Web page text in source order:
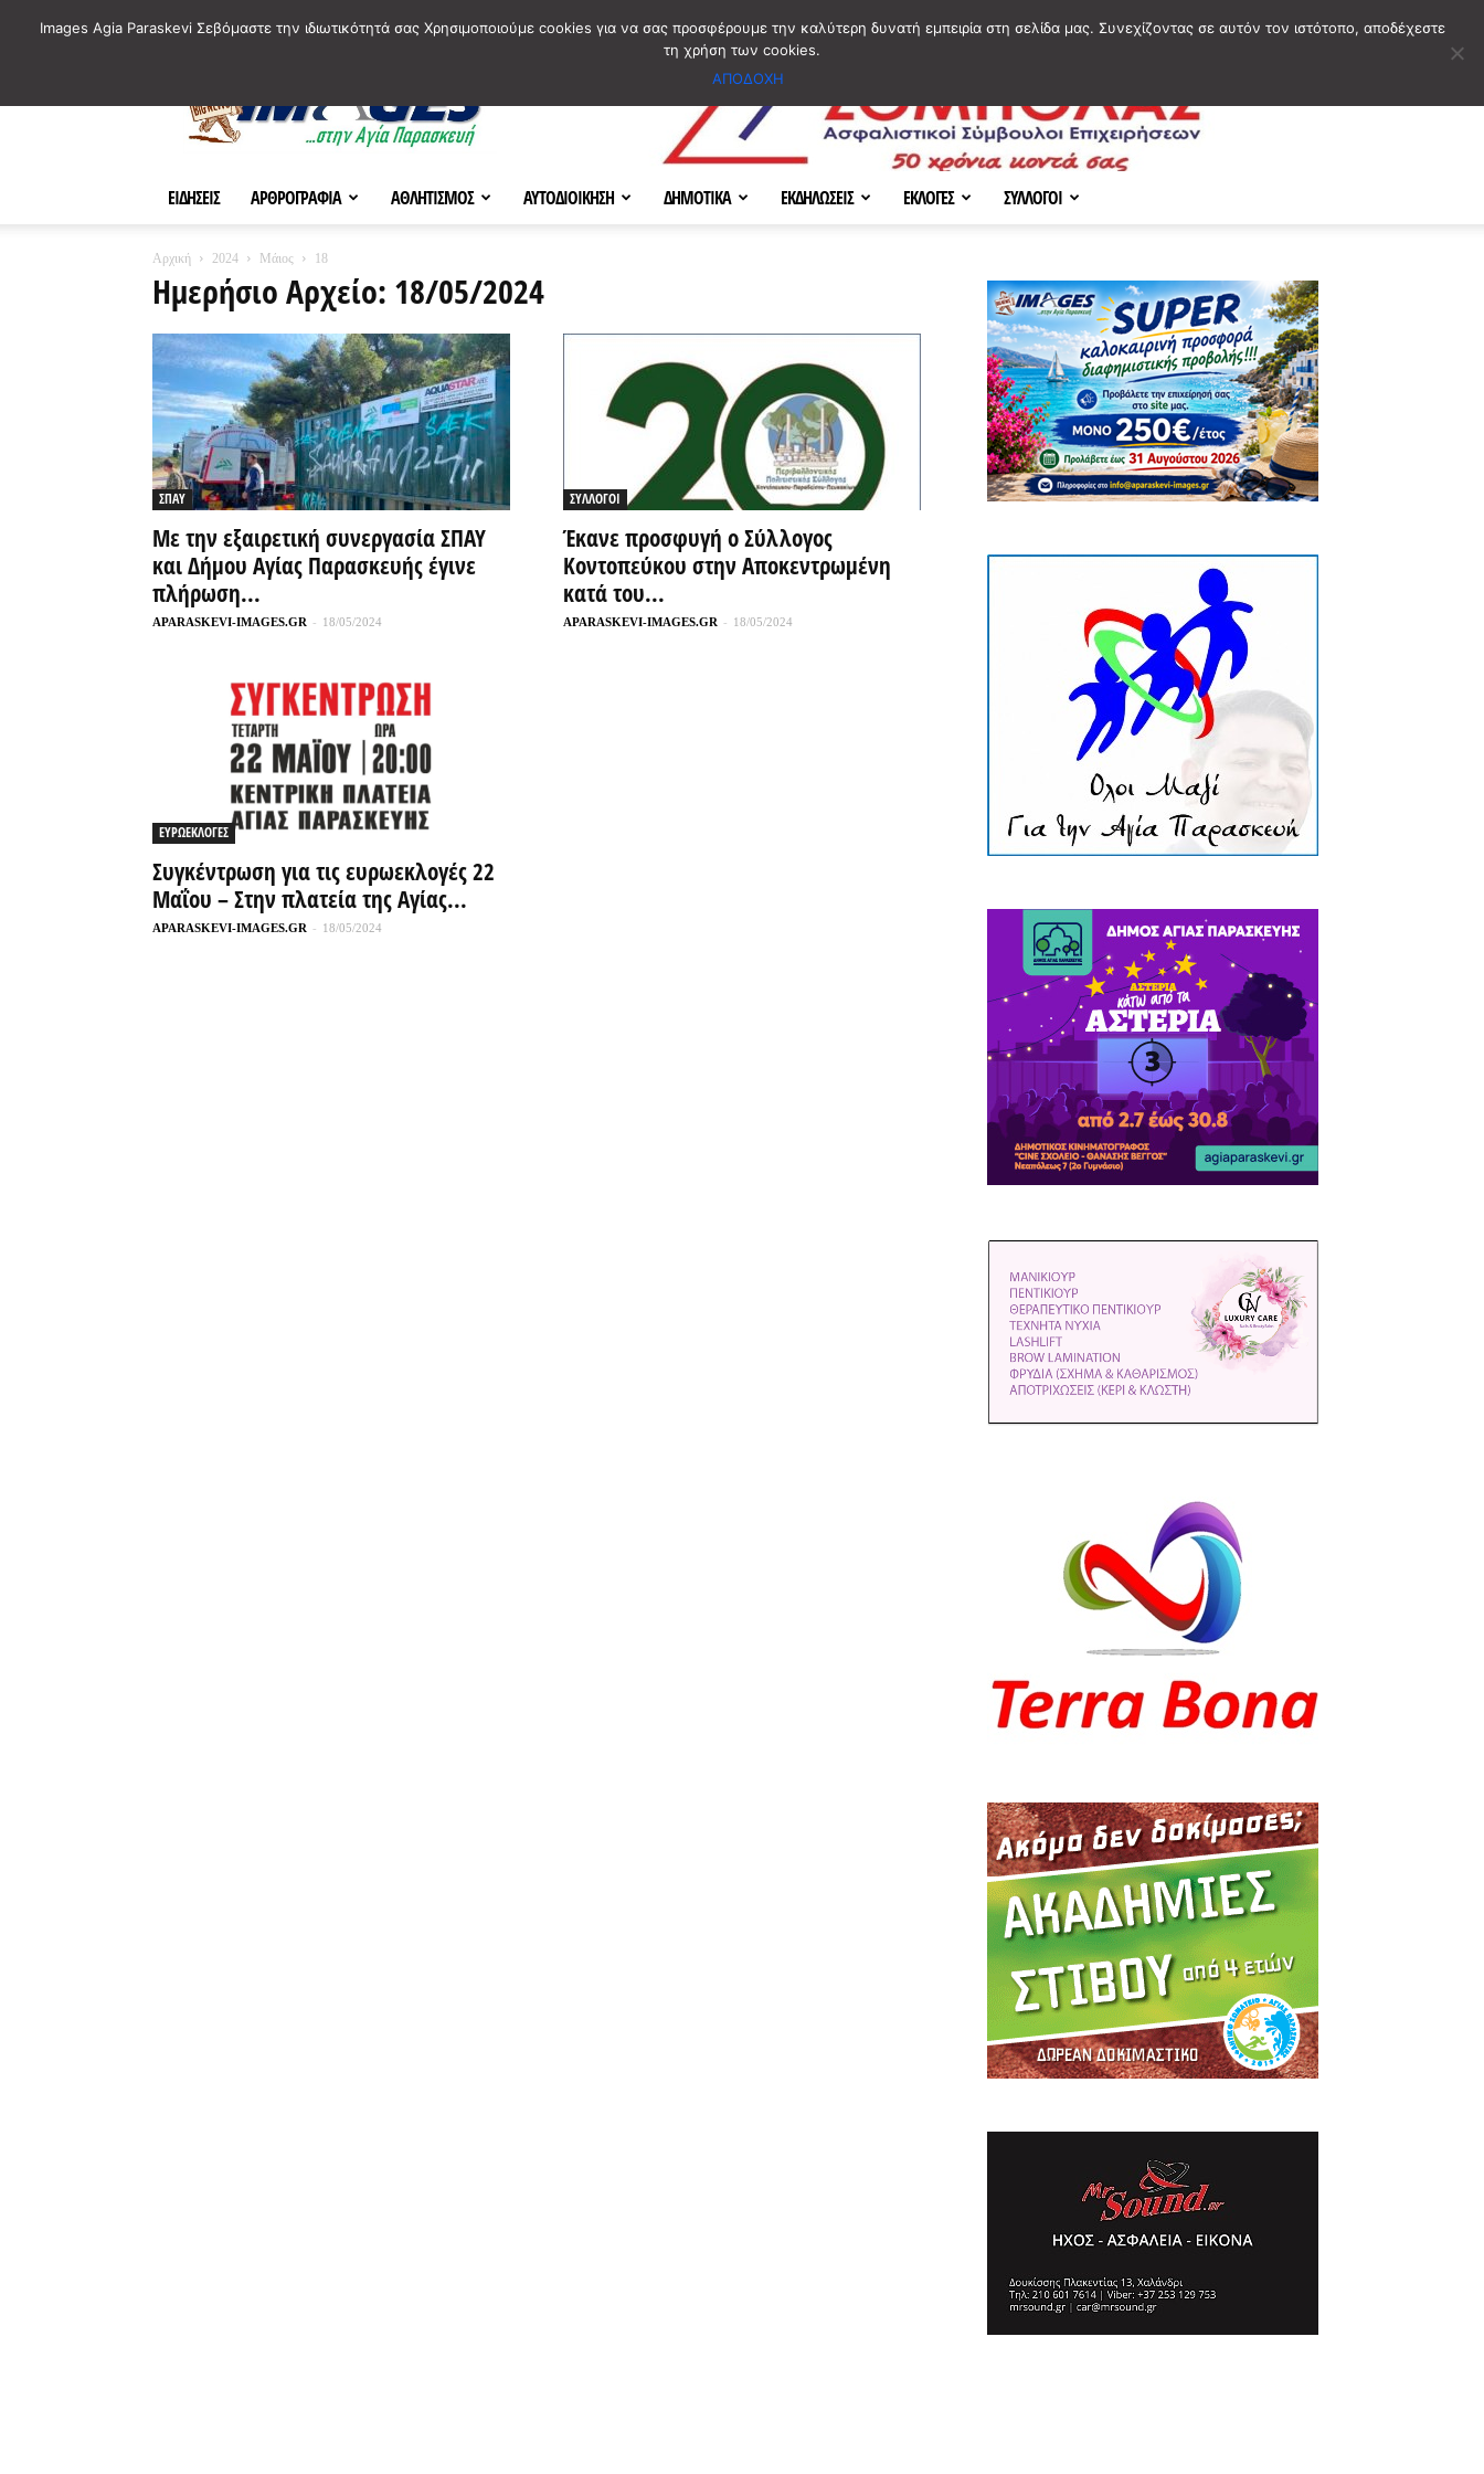
ΕΙΔΗΣΕΙΣ ΑΡΘΡΟΓΡΑΦΙΑ ΑΘΛΗΤΙΣΜΟΣ ΑΥΤΟΔΙΟΙΚΗΣΗ ΔΗΜΟΤΙΚΑ ΕΚΔΗΛΩΣΕΙΣ ΕΚΛΟΓΕΣ ΣΥΛΛΟΓΟΙ
Αρχική 2024 Μάιος 18
Ημερήσιο Αρχείο: 18/05/2024
ΣΠΑΥ
Με την εξαιρετική συνεργασία ΣΠΑΥ
και Δήμου Αγίας Παρασκευής έγινε
πλήρωση...
APARASKEVI-IMAGES.GR - 18/05/2024
ΣΥΛΛΟΓΟΙ
Έκανε προσφυγή ο Σύλλογος
Κοντοπεύκου στην Αποκεντρωμένη
κατά του...
APARASKEVI-IMAGES.GR - 18/05/2024
ΕΥΡΩΕΚΛΟΓΕΣ
Συγκέντρωση για τις ευρωεκλογές 22
Μαΐου – Στην πλατεία της Αγίας...
APARASKEVI-IMAGES.GR - 18/05/2024
Images Agia Paraskevi Σεβόμαστε την ιδιωτικότητά σας Χρησιμοποιούμε cookies για να σας προσφέρουμε την καλύτερη δυνατή εμπειρία στη σελίδα μας. Συνεχίζοντας σε αυτόν τον ιστότοπο, αποδέχεστε
τη χρήση των cookies.
ΑΠΟΔΟΧΗ